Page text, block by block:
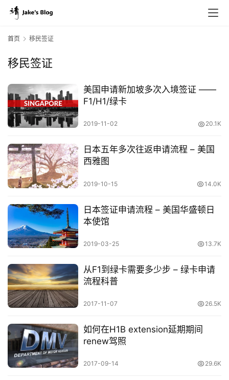
原
创
专
栏
行
业
首页 移民签证
移民签证
美国申请新加坡多次入境签证 ——
F1/H1/绿卡
2019-11-02 20.1K
日本五年多次往返申请流程 – 美国
西雅图
2019-10-15 14.0K
日本签证申请流程 – 美国华盛顿日
本使馆
2019-03-25 13.7K
从F1到绿卡需要多少步 – 绿卡申请
流程科普
2017-11-07 26.5K
如何在H1B extension延期期间
renew驾照
2017-09-14 29.6K